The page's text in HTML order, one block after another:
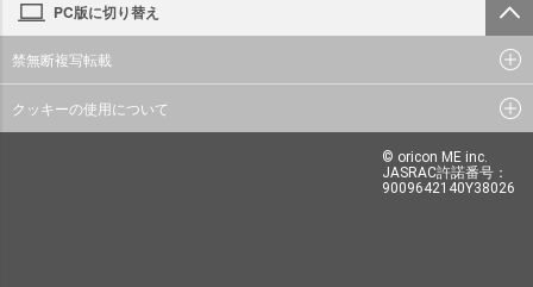
PC版に切り替え
禁無断複写転載
クッキーの使用について
© oricon ME inc.
JASRAC許諾番号：
9009642140Y38026